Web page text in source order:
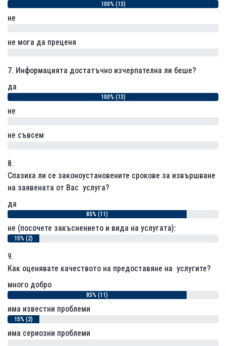
100% (13)
не
не мога да преценя
7. Информацията достатъчно изчерпателна ли беше?
да
100% (13)
не
не съвсем
8.
Спазиха ли се законоустановените срокове за извършване
на заявената от Вас услуга?
да
85% (11)
не (посочете закъснението и вида на услугата):
15% (2)
9.
Как оценявате качеството на предоставяне на услугите?
много добро
85% (11)
има известни проблеми
15% (2)
има сериозни проблеми